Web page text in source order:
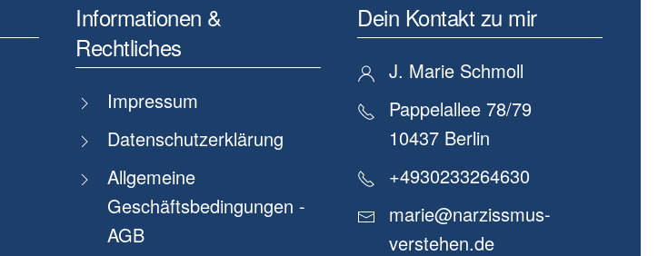
Informationen &
Rechtliches
Impressum
Datenschutzerklärung
Allgemeine
Geschäftsbedingungen -
AGB
Dein Kontakt zu mir
J. Marie Schmoll
Pappelallee 78/79
10437 Berlin
+4930233264630
marie@narzissmus-
verstehen.de